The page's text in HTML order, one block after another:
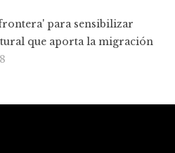
para sensibilizar
que aporta la migración